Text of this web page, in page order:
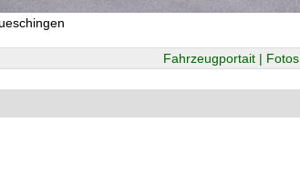
Fahrzeugportait | Fotos